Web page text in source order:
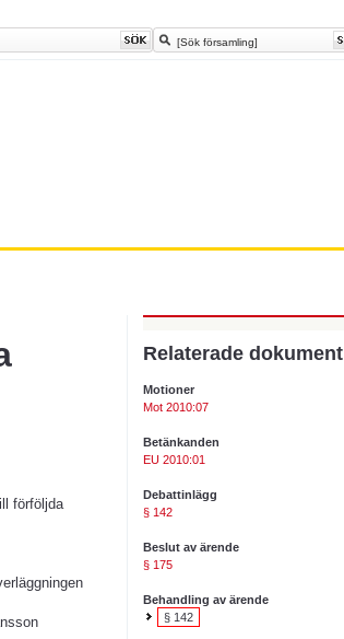
förföljda
Relaterade dokument
Motioner
Mot 2010:07
Betänkanden
EU 2010:01
Debattinlägg
§ 142
Beslut av ärende
§ 175
Behandling av ärende
§ 142